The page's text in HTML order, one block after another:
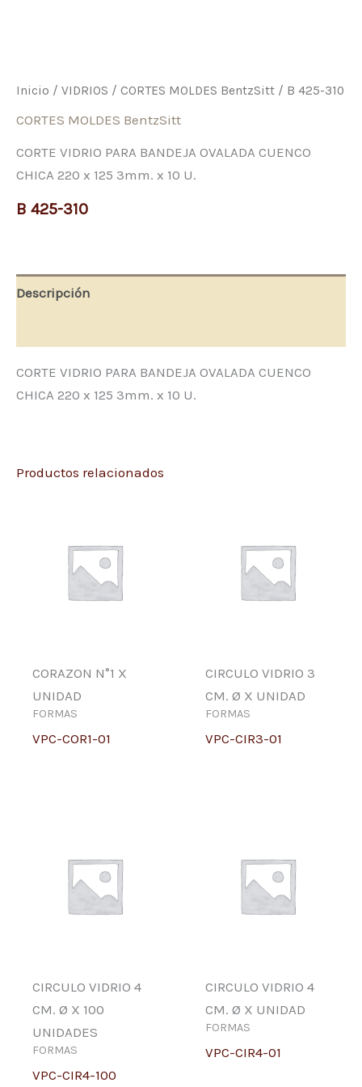
Inicio / VIDRIOS / CORTES MOLDES BentzSitt / B 425-310
CORTES MOLDES BentzSitt
CORTE VIDRIO PARA BANDEJA OVALADA CUENCO
CHICA 220 x 125 3mm. x 10 U.
B 425-310
Descripción
CORTE VIDRIO PARA BANDEJA OVALADA CUENCO
CHICA 220 x 125 3mm. x 10 U.
Productos relacionados
CORAZON N°1 X
UNIDAD
FORMAS
VPC-COR1-01
CIRCULO VIDRIO 3
CM. Ø X UNIDAD
FORMAS
VPC-CIR3-01
CIRCULO VIDRIO 4
CM. Ø X 100
UNIDADES
FORMAS
VPC-CIR4-100
CIRCULO VIDRIO 4
CM. Ø X UNIDAD
FORMAS
VPC-CIR4-01